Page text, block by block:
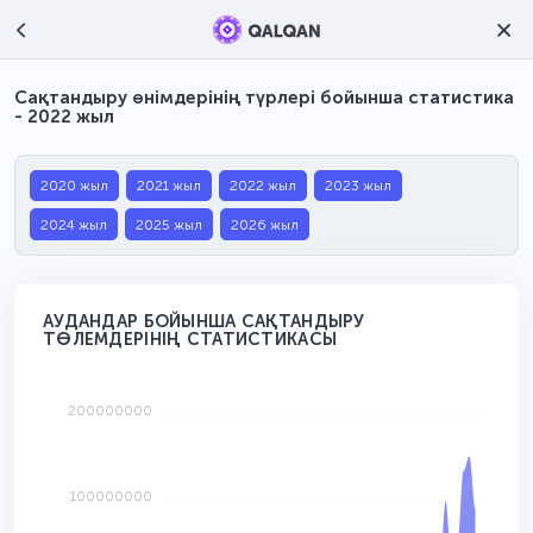
Сақтандыру өнімдерінің түрлері бойынша статистика
- 2022 жыл
2020 жыл 2021 жыл 2022 жыл 2023 жыл
2024 жыл 2025 жыл 2026 жыл
АУДАНДАР БОЙЫНША САҚТАНДЫРУ
ТӨЛЕМДЕРІНІҢ СТАТИСТИКАСЫ
200000000
100000000